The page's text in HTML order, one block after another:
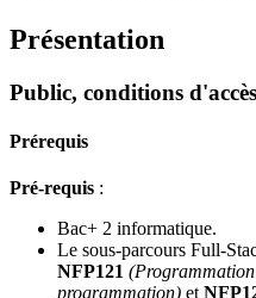
Présentation
Public, conditions
Prérequis
Pré-requis :
Bac+ 2 informatique.
Le sous-parcours Full-
NFP121
programmation) et